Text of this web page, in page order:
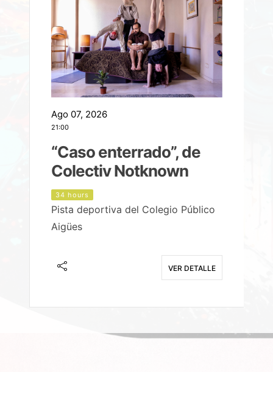
Ago 07, 2026
21:00
“Caso enterrado”, de
Colectiv Notknown
34 hours
Pista deportiva del Colegio Público
Aigües
VER DETALLE